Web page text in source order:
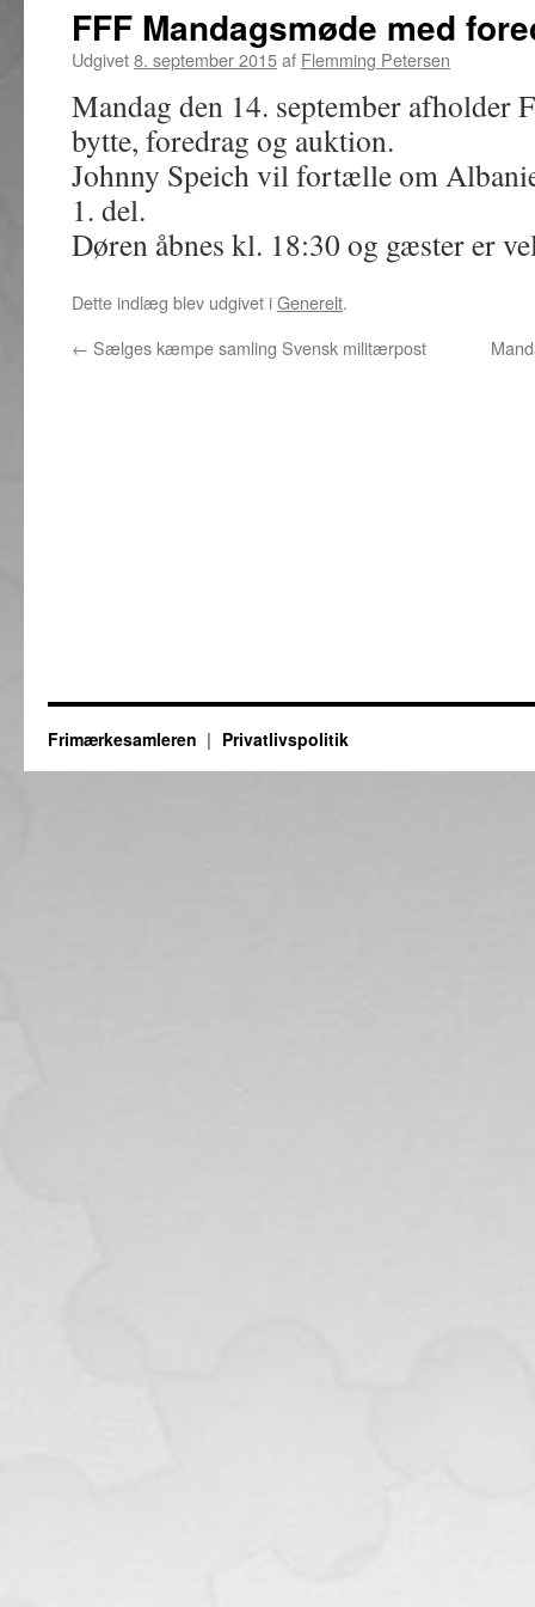
FFF Mandagsmøde med
Udgivet8. september 2015af Flemming Petersen
Mandag den 14. september afholder
bytte, foredrag og auktion.
Johnny Speich vil fortælle om
1. del.
Døren åbnes kl. 18:30 og gæster er
Dette indlæg blev udgivet iGenerelt.
← Sælges kæmpe samling Svensk militærpost
Frimærkesamleren Privatlivspolitik